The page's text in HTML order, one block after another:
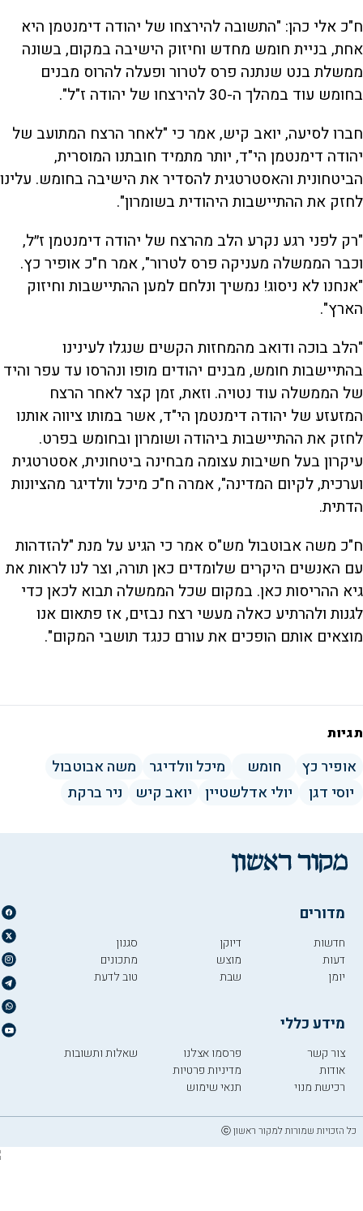
ח"כ אלי כהן: "התשובה להירצחו של יהודה דימנטמן היא
אחת, בניית חומש מחדש וחיזוק הישיבה במקום, בשונה
ממשלת בנט שנתנה פרס לטרור ופעלה להרוס מבנים
בחומש עוד במהלך ה-30 להירצחו של יהודה ז"ל".
חברו לסיעה, יואב קיש, אמר כי "לאחר הרצח המתועב של
יהודה דימנטמן הי"ד, יותר מתמיד חובתנו המוסרית,
הביטחונית והאסטרטגית להסדיר את הישיבה בחומש. עלינו
לחזק את ההתיישבות היהודית בשומרון".
"רק לפני רגע נקרע הלב מהרצח של יהודה דימנטמן ז״ל,
וכבר הממשלה מעניקה פרס לטרור", אמר ח"כ אופיר כץ.
"אנחנו לא ניסוג! נמשיך ונלחם למען ההתיישבות וחיזוק
הארץ".
"הלב בוכה ודואב מהמחזות הקשים שנגלו לעינינו
בהתיישבות חומש, מבנים יהודים מופו ונהרסו עד עפר והיד
של הממשלה עוד נטויה. וזאת, זמן קצר לאחר הרצח
המזעזע של יהודה דימנטמן הי"ד, אשר במותו ציווה אותנו
לחזק את ההתיישבות ביהודה ושומרון ובחומש בפרט.
עיקרון בעל חשיבות עצומה מבחינה ביטחונית, אסטרטגית
וערכית, לקיום המדינה", אמרה ח"כ מיכל וולדיגר מהציונות
הדתית.
ח"כ משה אבוטבול מש"ס אמר כי הגיע על מנת "להזדהות
עם האנשים היקרים שלומדים כאן תורה, וצר לנו לראות את
גיא ההריסות כאן. במקום שכל הממשלה תבוא לכאן כדי
לגנות ולהרתיע כאלה מעשי רצח נבזים, אז פתאום אנו
מוצאים אותם הופכים את עורם כנגד תושבי המקום".
תגיות
אופיר כץ חומש מיכל וולדיגר
משה אבוטבול
יוסי דגן
יולי אדלשטיין יואב קיש ניר ברקת
מדורים
חדשות
דעות
יומן
דיוקן
מוצש
שבת
סגנון
מתכונים
טוב לדעת
מידע כללי
צור קשר
אודות
רכישת מנוי
פרסמו אצלנו
מדיניות פרטיות
תנאי שימוש
שאלות ותשובות
כל הזכויות שמורות למקור ראשון ⓒ